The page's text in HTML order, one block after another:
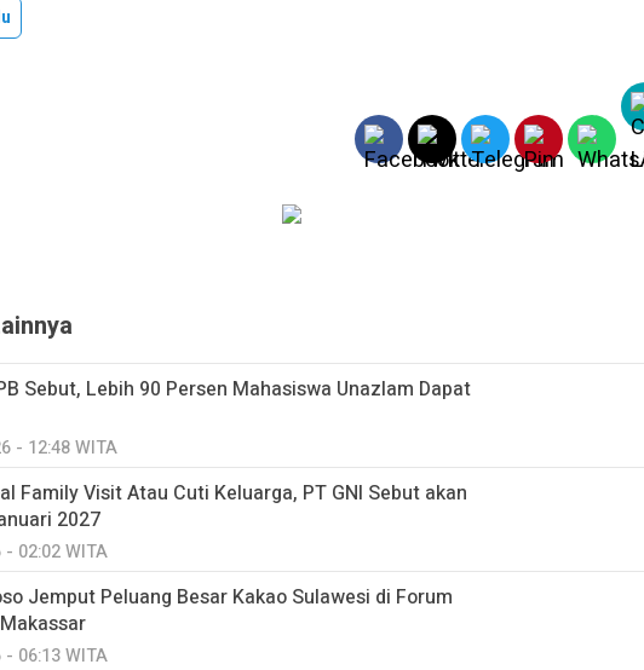
Sebut, Lebih 90 Persen Mahasiswa Unazlam Dapat
- 12:48 WITA
Family Visit Atau Cuti Keluarga, PT GNI Sebut akan
2027
02:02 WITA
Jemput Peluang Besar Kakao Sulawesi di Forum
06:13 WITA